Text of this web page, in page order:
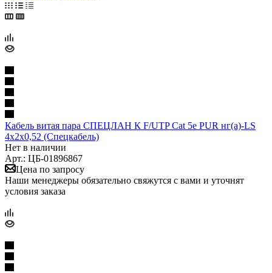
Кабель витая пара СПЕЦЛАН К F/UTP Cat 5е PUR нг(а)-LS
4х2х0,52 (Спецкабель)
Нет в наличии
Арт.: ЦБ-01896867
Цена по запросу
Наши менеджеры обязательно свяжутся с вами и уточнят
условия заказа